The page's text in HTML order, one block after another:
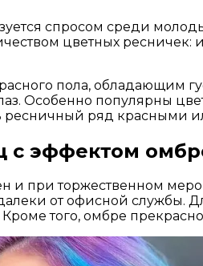
спросом среди
цветных ресничек:
пола, обладающим
Особенно популярны
ресничный ряд красными
с эффектом
и при торжественном
от офисной службы.
того, омбре